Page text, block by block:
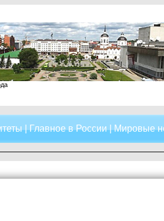
|Главное в России|Мировые